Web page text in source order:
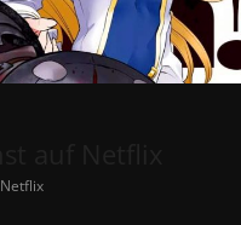
Netflix